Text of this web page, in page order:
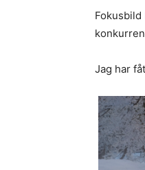
Fokusbild
Jag har